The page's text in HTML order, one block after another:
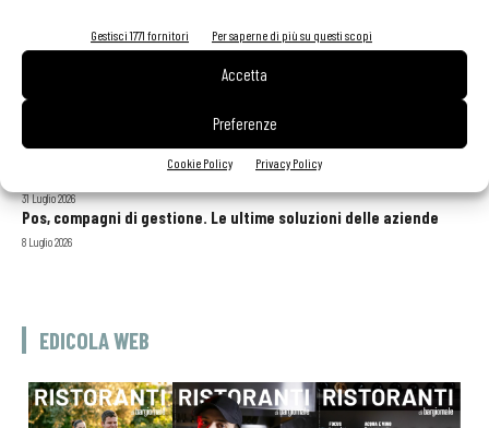
Gestisci 1771 fornitori Per saperne di più su questi scopi
Accetta
Preferenze
Cookie Policy Privacy Policy
GLI ARTICOLI PIÙ LETTI
Sogemi rafforza i servizi per la ristorazione: orario esteso e
tessera gratuita per i professionisti HoReCa
Aperti per ferie. Buoni indirizzi da Nord a Sud per godersi le
vacanze (o da scorprire se si è in vacanza)
31 Luglio 2026
Pos, compagni di gestione. Le ultime soluzioni delle aziende
8 Luglio 2026
EDICOLA WEB